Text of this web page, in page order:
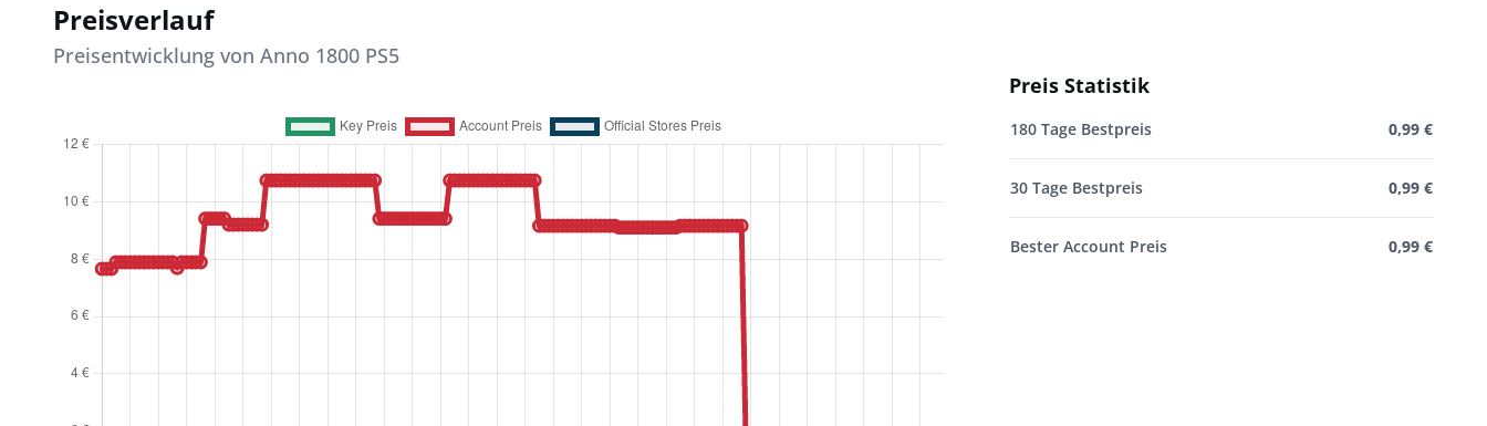
Preisverlauf
Preisentwicklung von Anno 1800 PS5
Preis Statistik
180 Tage Bestpreis 0,99 €
30 Tage Bestpreis 0,99 €
Bester Account Preis 0,99 €